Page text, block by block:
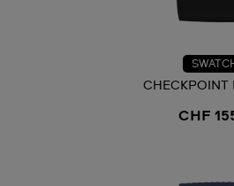
CHECKPOINT
CHF